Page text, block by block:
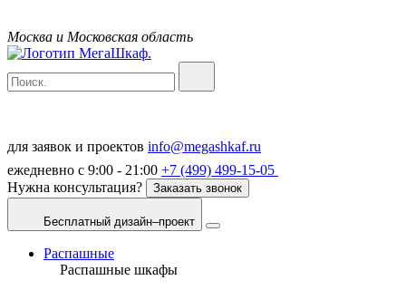
Москва и Московская область
для заявок и проектов info@megashkaf.ru
ежедневно с 9:00 - 21:00 +7 (499) 499-15-05
Нужна консультация?
Заказать звонок
Бесплатный дизайн–проект
Распашные
Распашные шкафы